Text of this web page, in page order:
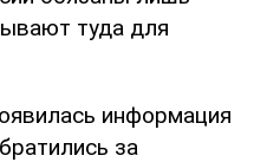
туда для
информация
за